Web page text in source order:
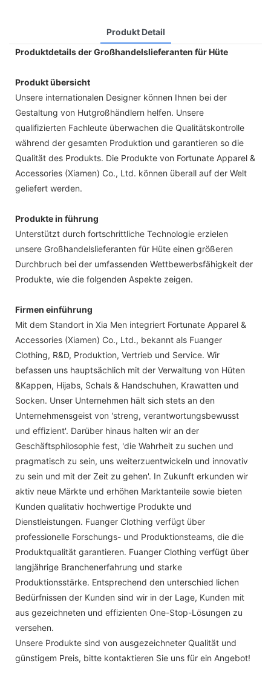
Produkt Detail
Produktdetails der Großhandelslieferanten für Hüte
Produkt übersicht
Unsere internationalen Designer können Ihnen bei der
Gestaltung von Hutgroßhändlern helfen. Unsere
qualifizierten Fachleute überwachen die Qualitätskontrolle
während der gesamten Produktion und garantieren so die
Qualität des Produkts. Die Produkte von Fortunate Apparel &
Accessories (Xiamen) Co., Ltd. können überall auf der Welt
geliefert werden.
Produkte in führung
Unterstützt durch fortschrittliche Technologie erzielen
unsere Großhandelslieferanten für Hüte einen größeren
Durchbruch bei der umfassenden Wettbewerbsfähigkeit der
Produkte, wie die folgenden Aspekte zeigen.
Firmen einführung
Mit dem Standort in Xia Men integriert Fortunate Apparel &
Accessories (Xiamen) Co., Ltd., bekannt als Fuanger
Clothing, R&D, Produktion, Vertrieb und Service. Wir
befassen uns hauptsächlich mit der Verwaltung von Hüten
&Kappen, Hijabs, Schals & Handschuhen, Krawatten und
Socken. Unser Unternehmen hält sich stets an den
Unternehmensgeist von 'streng, verantwortungsbewusst
und effizient'. Darüber hinaus halten wir an der
Geschäftsphilosophie fest, 'die Wahrheit zu suchen und
pragmatisch zu sein, uns weiterzuentwickeln und innovativ
zu sein und mit der Zeit zu gehen'. In Zukunft erkunden wir
aktiv neue Märkte und erhöhen Marktanteile sowie bieten
Kunden qualitativ hochwertige Produkte und
Dienstleistungen. Fuanger Clothing verfügt über
professionelle Forschungs- und Produktionsteams, die die
Produktqualität garantieren. Fuanger Clothing verfügt über
langjährige Branchenerfahrung und starke
Produktionsstärke. Entsprechend den unterschied lichen
Bedürfnissen der Kunden sind wir in der Lage, Kunden mit
aus gezeichneten und effizienten One-Stop-Lösungen zu
versehen.
Unsere Produkte sind von ausgezeichneter Qualität und
günstigem Preis, bitte kontaktieren Sie uns für ein Angebot!